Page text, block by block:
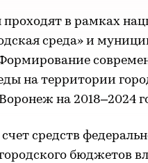
в рамках
среда» и
на территории
на 2018–2024
счет средств
бюджетов